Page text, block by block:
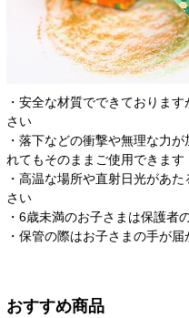
・安全な材質でできておりま
さい
・落下などの衝撃や無理な力
れてもそのままご使用できます
・高温な場所や直射日光があ
さい
・6歳未満のお子さまは保護者
・保管の際はお子さまの手が
おすすめ商品